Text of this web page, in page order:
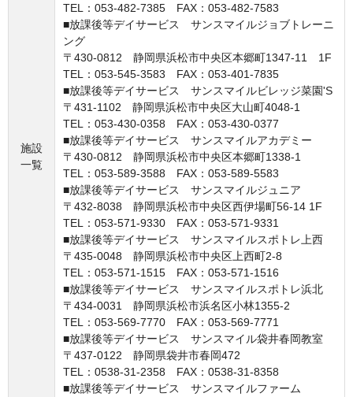
施設
一覧
TEL：053-482-7385 FAX：053-482-7583
■放課後等デイサービス サンスマイルジョブトレーニ
ング
〒430-0812 静岡県浜松市中央区本郷町1347-11 1F
TEL：053-545-3583 FAX：053-401-7835
■放課後等デイサービス サンスマイルビレッジ菜園'S
〒431-1102 静岡県浜松市中央区大山町4048-1
TEL：053-430-0358 FAX：053-430-0377
■放課後等デイサービス サンスマイルアカデミー
〒430-0812 静岡県浜松市中央区本郷町1338-1
TEL：053-589-3588 FAX：053-589-5583
■放課後等デイサービス サンスマイルジュニア
〒432-8038 静岡県浜松市中央区西伊場町56-14 1F
TEL：053-571-9330 FAX：053-571-9331
■放課後等デイサービス サンスマイルスポトレ上西
〒435-0048 静岡県浜松市中央区上西町2-8
TEL：053-571-1515 FAX：053-571-1516
■放課後等デイサービス サンスマイルスポトレ浜北
〒434-0031 静岡県浜松市浜名区小林1355-2
TEL：053-569-7770 FAX：053-569-7771
■放課後等デイサービス サンスマイル袋井春岡教室
〒437-0122 静岡県袋井市春岡472
TEL：0538-31-2358 FAX：0538-31-8358
■放課後等デイサービス サンスマイルファーム